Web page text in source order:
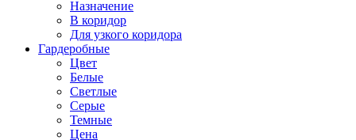
Назначение
В коридор
Для узкого коридора
Гардеробные
Цвет
Белые
Светлые
Серые
Темные
Цена